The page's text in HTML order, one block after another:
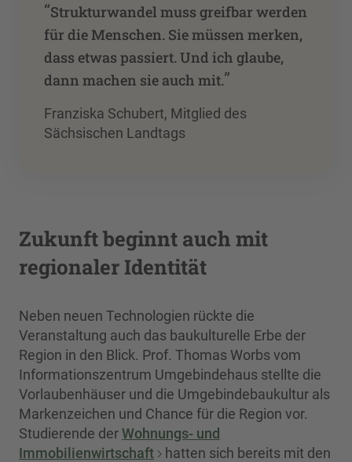
“Strukturwandel muss greifbar werden
für die Menschen. Sie müssen merken,
dass etwas passiert. Und ich glaube,
dann machen sie auch mit.”
Franziska Schubert, Mitglied des
Sächsischen Landtags
Zukunft beginnt auch mit
regionaler Identität
Neben neuen Technologien rückte die
Veranstaltung auch das baukulturelle Erbe der
Region in den Blick. Prof. Thomas Worbs vom
Informationszentrum Umgebindehaus stellte die
Vorlaubenhäuser und die Umgebindebaukultur als
Markenzeichen und Chance für die Region vor.
Studierende derWohnungs- und
Immobilienwirtschaft
hatten sich bereits mit den